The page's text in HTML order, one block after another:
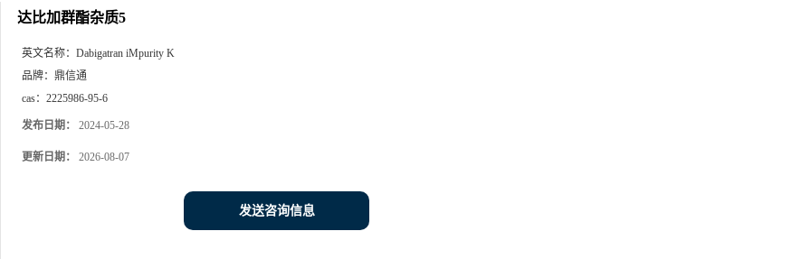
达比加群酯杂质5
英文名称： Dabigatran iMpurity K
品牌： 鼎信通
cas： 2225986-95-6
发布日期： 2024-05-28
更新日期： 2026-08-07
发送咨询信息